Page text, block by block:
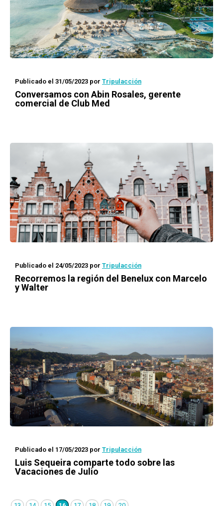
Publicado el 31/05/2023 por Tripulacción
Conversamos con Abin Rosales, gerente
comercial de Club Med
Publicado el 24/05/2023 por Tripulacción
Recorremos la región del Benelux con Marcelo
y Walter
Publicado el 17/05/2023 por Tripulacción
Luis Sequeira comparte todo sobre las
Vacaciones de Julio